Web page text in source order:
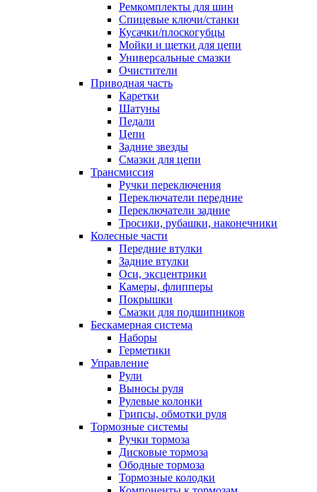
Ремкомплекты для шин
Спицевые ключи/станки
Кусачки/плоскогубцы
Мойки и щетки для цепи
Универсальные смазки
Очистители
Приводная часть
Каретки
Шатуны
Педали
Цепи
Задние звезды
Смазки для цепи
Трансмиссия
Ручки переключения
Переключатели передние
Переключатели задние
Тросики, рубашки, наконечники
Колесные части
Передние втулки
Задние втулки
Оси, эксцентрики
Камеры, флипперы
Покрышки
Смазки для подшипников
Бескамерная система
Наборы
Герметики
Управление
Рули
Выносы руля
Рулевые колонки
Грипсы, обмотки руля
Тормозные системы
Ручки тормоза
Дисковые тормоза
Ободные тормоза
Тормозные колодки